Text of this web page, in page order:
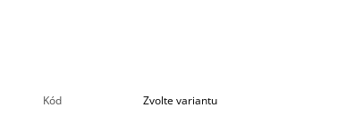
Kód
Zvolte variantu